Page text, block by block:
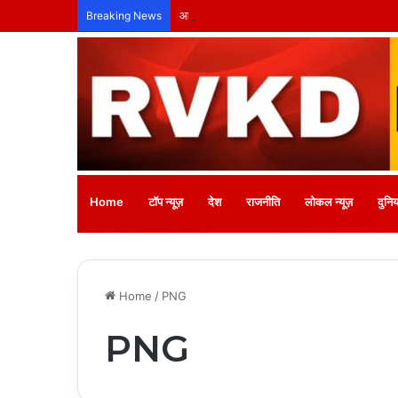
Breaking News आत्मशक्तिकरण से ही संभव है नशा वृत्ति का स्थायी
Home टॉप न्यूज़ देश राजनीति लोकल न्यूज़
Home / PNG
PNG